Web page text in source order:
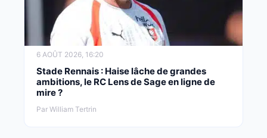
6 AOÛT 2026, 16:20
Stade Rennais : Haise lâche de grandes
ambitions, le RC Lens de Sage en ligne de
mire ?
Par William Tertrin